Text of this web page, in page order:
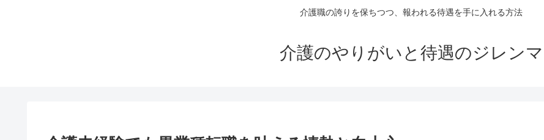
介護職の誇りを保ちつつ、報われる待遇を手に入れる方法
介護のやりがいと待遇のジレンマ